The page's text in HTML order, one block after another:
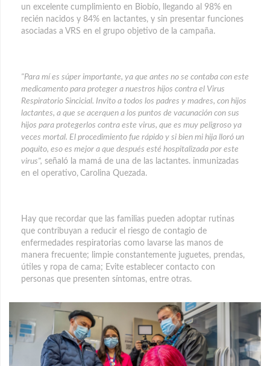
un excelente cumplimiento en Biobío, llegando al 98% en
recién nacidos y 84% en lactantes, y sin presentar funciones
asociadas a VRS en el grupo objetivo de la campaña.
"Para mí es súper importante, ya que antes no se contaba con este
medicamento para proteger a nuestros hijos contra el Virus
Respiratorio Sincicial. Invito a todos los padres y madres, con hijos
lactantes, a que se acerquen a los puntos de vacunación con sus
hijos para protegerlos contra este virus, que es muy peligroso ya
veces mortal. El procedimiento fue rápido y si bien mi hija lloró un
poquito, eso es mejor a que después esté hospitalizada por este
virus", señaló la mamá de una de las lactantes. inmunizadas
en el operativo, Carolina Quezada.
Hay que recordar que las familias pueden adoptar rutinas
que contribuyan a reducir el riesgo de contagio de
enfermedades respiratorias como lavarse las manos de
manera frecuente; limpie constantemente juguetes, prendas,
útiles y ropa de cama; Evite establecer contacto con
personas que presenten síntomas, entre otras.